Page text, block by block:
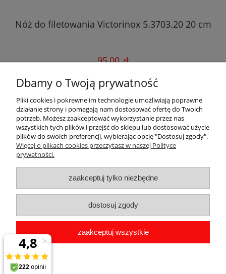
Nóż do filetowania Victorinox 5.3703.20 20 cm
95,00 zł
do koszyka
Pomoc
Dostawa
Moje konto
Gwarancja i zwroty
O firmie
Dbamy o Twoją prywatność
Pliki cookies i pokrewne im technologie umożliwiają poprawne
działanie strony i pomagają nam dostosować ofertę do Twoich
potrzeb. Możesz zaakceptować wykorzystanie przez nas
wszystkich tych plików i przejść do sklepu lub dostosować użycie
plików do swoich preferencji, wybierając opcję "Dostosuj zgody".
Więcej o plikach cookies przeczytasz w naszej Polityce
prywatności.
zaakceptuj tylko niezbędne
dostosuj zgody
zaakceptuj wszystkie